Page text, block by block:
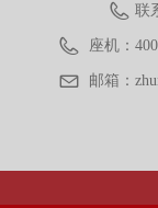
联
座机：
邮箱：